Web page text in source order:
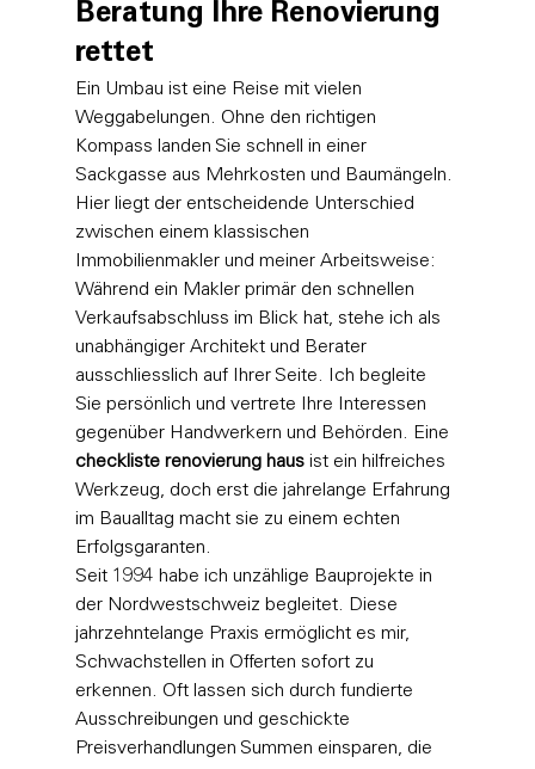
Beratung Ihre Renovierung
rettet
Ein Umbau ist eine Reise mit vielen
Weggabelungen. Ohne den richtigen
Kompass landen Sie schnell in einer
Sackgasse aus Mehrkosten und Baumängeln.
Hier liegt der entscheidende Unterschied
zwischen einem klassischen
Immobilienmakler und meiner Arbeitsweise:
Während ein Makler primär den schnellen
Verkaufsabschluss im Blick hat, stehe ich als
unabhängiger Architekt und Berater
ausschliesslich auf Ihrer Seite. Ich begleite
Sie persönlich und vertrete Ihre Interessen
gegenüber Handwerkern und Behörden. Eine
checkliste renovierung haus ist ein hilfreiches
Werkzeug, doch erst die jahrelange Erfahrung
im Baualltag macht sie zu einem echten
Erfolgsgaranten.
Seit 1994 habe ich unzählige Bauprojekte in
der Nordwestschweiz begleitet. Diese
jahrzehntelange Praxis ermöglicht es mir,
Schwachstellen in Offerten sofort zu
erkennen. Oft lassen sich durch fundierte
Ausschreibungen und geschickte
Preisverhandlungen Summen einsparen, die